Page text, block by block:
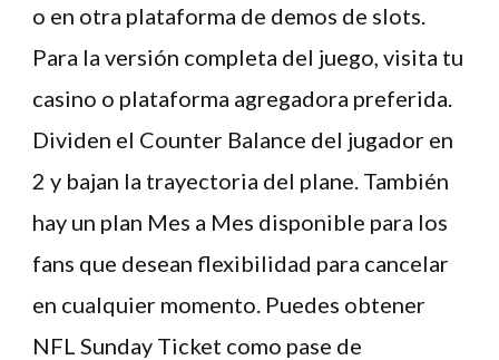
o en otra plataforma de demos de slots.
Para la versión completa del juego, visita tu
casino o plataforma agregadora preferida.
Dividen el Counter Balance del jugador en
2 y bajan la trayectoria del plane. También
hay un plan Mes a Mes disponible para los
fans que desean flexibilidad para cancelar
en cualquier momento. Puedes obtener
NFL Sunday Ticket como pase de